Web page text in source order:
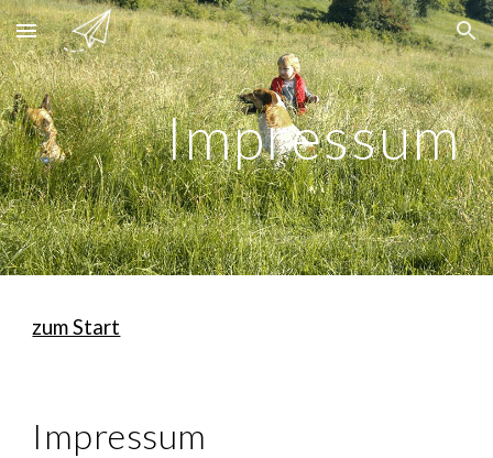
Skip to main content Skip to navigation
Impressum
zum Start
Impressum